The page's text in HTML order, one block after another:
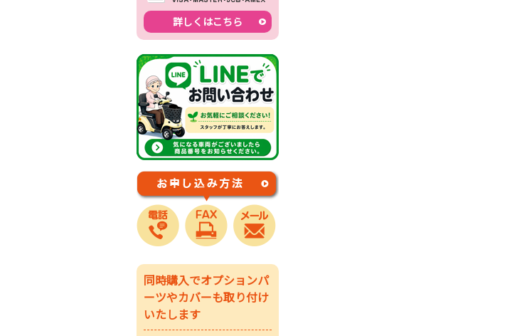
詳しくはこちら
同時購入でオプションパ
ーツやカバーも取り付け
いたします